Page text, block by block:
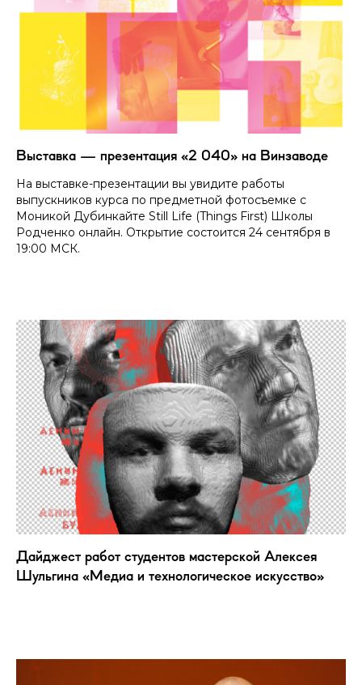
Выставка — презентация «2 040» на Винзаводе
На выставке-презентации вы увидите работы
выпускников курса по предметной фотосъемке с
Моникой Дубинкайте Still Life (Things First) Школы
Родченко онлайн. Открытие состоится 24 сентября в
19:00 МСК.
Дайджест работ студентов мастерской Алексея
Шульгина «Медиа и технологическое искусство»